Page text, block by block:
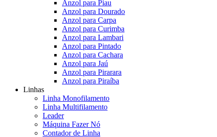
Anzol para Piau
Anzol para Dourado
Anzol para Carpa
Anzol para Curimba
Anzol para Lambari
Anzol para Pintado
Anzol para Cachara
Anzol para Jaú
Anzol para Pirarara
Anzol para Piraíba
Linhas
Linha Monofilamento
Linha Multifilamento
Leader
Máquina Fazer Nó
Contador de Linha